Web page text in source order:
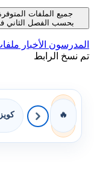
جميع الملفات
بحسب الفصل الثاني في
المدرسون الأخبار
تم نسخ الرابط
🔥